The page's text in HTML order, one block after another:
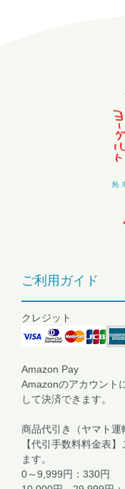
ご利用ガイド
クレジット
Amazon Pay
Amazonのアカウント
して決済できます。
商品代引き（ヤマト運
【代引手数料料金表
ます。
0～9,999円：330円